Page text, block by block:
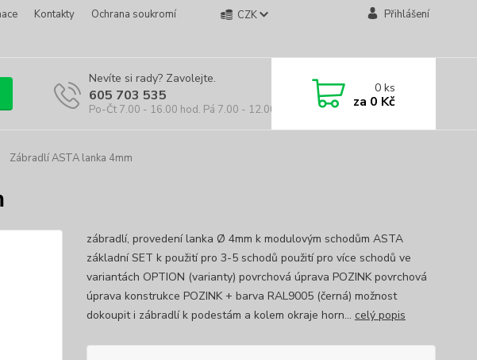
Kontakty
Ochrana soukromí
CZK Přihlášení
Nevíte si rady? Zavolejte.
605 703 535
Po-Čt 7.00 - 16.00 hod. Pá 7.00 - 12.00 hod.
0ks
za 0 Kč
Zábradlí ASTA lanka 4mm
zábradlí, provedení lanka Ø 4mm k modulovým schodům ASTA
základní SET k použití pro 3-5 schodů použití pro více schodů ve
variantách OPTION (varianty) povrchová úprava POZINK povrchová
úprava konstrukce POZINK + barva RAL9005 (černá) možnost
dokoupit i zábradlí k podestám a kolem okraje horn... celý popis